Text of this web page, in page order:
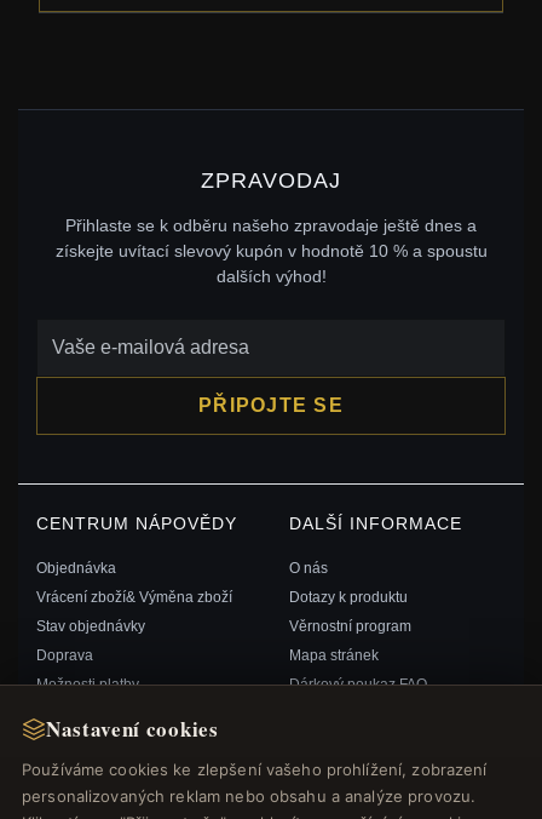
Nastavení cookies
Používáme cookies ke zlepšení vašeho prohlížení, zobrazení
personalizovaných reklam nebo obsahu a analýze provozu.
ZPRAVODAJ
Přihlaste se k odběru našeho zpravodaje ještě dnes a
získejte uvítací slevový kupón v hodnotě 10 % a spoustu
dalších výhod!
PŘIPOJTE SE
CENTRUM NÁPOVĚDY
Objednávka
Vrácení zboží& Výměna zboží
Stav objednávky
Doprava
Možnosti platby
Kontaktujte nás
DALŠÍ INFORMACE
O nás
Dotazy k produktu
Věrnostní program
Mapa stránek
Dárkový poukaz FAQ
RYCHLÉ ODKAZY SLEDUJTE NÁS